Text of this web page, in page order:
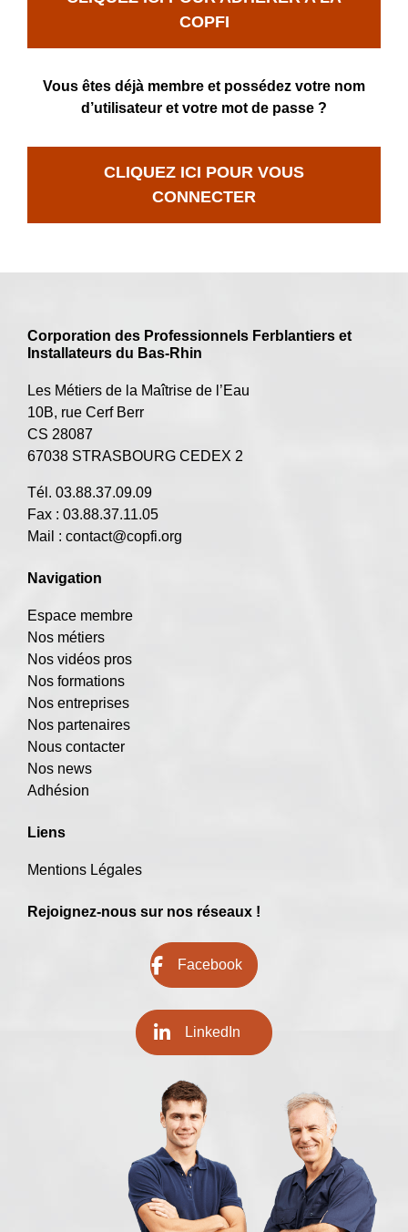
COPFI
Vous êtes déjà membre et possédez votre nom
d’utilisateur et votre mot de passe ?
CLIQUEZ ICI POUR VOUS
CONNECTER
Corporation des Professionnels Ferblantiers et
Installateurs du Bas-Rhin
Les Métiers de la Maîtrise de l’Eau
10B, rue Cerf Berr
CS 28087
67038 STRASBOURG CEDEX 2
Tél. 03.88.37.09.09
Fax : 03.88.37.11.05
Mail : contact@copfi.org
Navigation
Espace membre
Nos métiers
Nos vidéos pros
Nos formations
Nos entreprises
Nos partenaires
Nous contacter
Nos news
Adhésion
Liens
Mentions Légales
Rejoignez-nous sur nos réseaux !
Facebook
LinkedIn